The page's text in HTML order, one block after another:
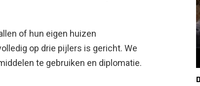
of hun eigen huizen
op drie pijlers is gericht. We
te gebruiken en diplomatie.